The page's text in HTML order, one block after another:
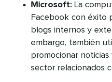
Microsoft: La
Facebook con éxito
blogs internos y
embargo, también
promocionar
sector relacionados